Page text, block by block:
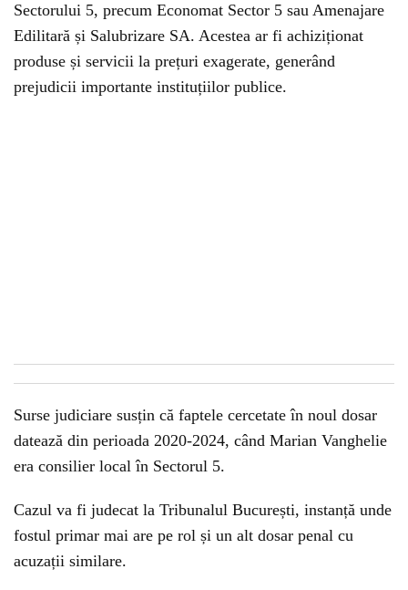
Sectorului 5, precum Economat Sector 5 sau Amenajare
Edilitară și Salubrizare SA. Acestea ar fi achiziționat
produse și servicii la prețuri exagerate, generând
prejudicii importante instituțiilor publice.
Surse judiciare susțin că faptele cercetate în noul dosar
datează din perioada 2020-2024, când Marian Vanghelie
era consilier local în Sectorul 5.
Cazul va fi judecat la Tribunalul București, instanță unde
fostul primar mai are pe rol și un alt dosar penal cu
acuzații similare.